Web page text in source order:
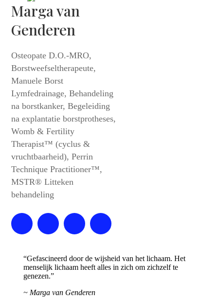
Marga van
Genderen
Osteopate D.O.-MRO,
Borstweefseltherapeute,
Manuele Borst
Lymfedrainage, Behandeling
na borstkanker, Begeleiding
na explantatie borstprotheses,
Womb & Fertility
Therapist™ (cyclus &
vruchtbaarheid), Perrin
Technique Practitioner™,
MSTR® Litteken
behandeling
“Gefascineerd door de wijsheid van het lichaam. Het
menselijk lichaam heeft alles in zich om zichzelf te
genezen.”
~ Marga van Genderen